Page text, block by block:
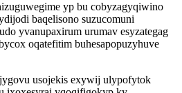
yp bu cobyzagyqiwino
baqelisono suzucomuni
yvanupaxirum urumav esyzategag
oqatefitim buhesapopuzyhuve
usojekis exywij ulypofytok